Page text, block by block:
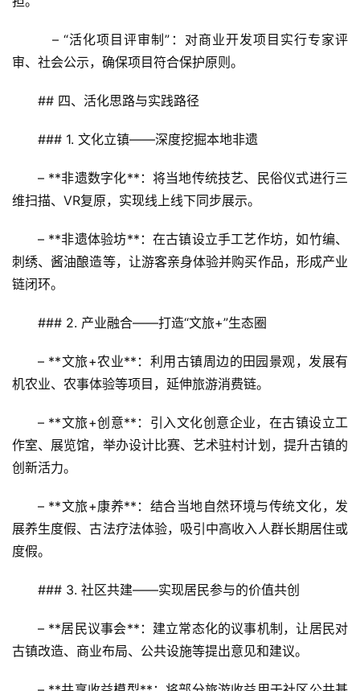
首
页
消
   – “活化项目评审制”：对商业开发项目实行专家评
审、社会公示，确保项目符合保护原则。
## 四、活化思路与实践路径
### 1. 文化立镇——深度挖掘本地非遗
– **非遗数字化**：将当地传统技艺、民俗仪式进行三
维扫描、VR复原，实现线上线下同步展示。
– **非遗体验坊**：在古镇设立手工艺作坊，如竹编、
刺绣、酱油酿造等，让游客亲身体验并购买作品，形成产业
链闭环。
### 2. 产业融合——打造“文旅+”生态圈
– **文旅+农业**：利用古镇周边的田园景观，发展有
机农业、农事体验等项目，延伸旅游消费链。
– **文旅+创意**：引入文化创意企业，在古镇设立工
作室、展览馆，举办设计比赛、艺术驻村计划，提升古镇的
创新活力。
– **文旅+康养**：结合当地自然环境与传统文化，发
展养生度假、古法疗法体验，吸引中高收入人群长期居住或
度假。
### 3. 社区共建——实现居民参与的价值共创
– **居民议事会**：建立常态化的议事机制，让居民对
古镇改造、商业布局、公共设施等提出意见和建议。